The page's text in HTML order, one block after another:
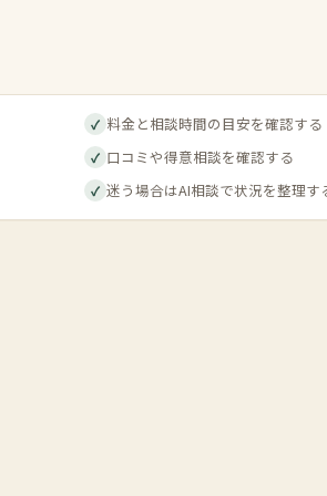
✓ 料金と相談時間の目安を確認する
✓ 口コミや得意相談を確認する
✓ 迷う場合はAI相談で状況を整理す